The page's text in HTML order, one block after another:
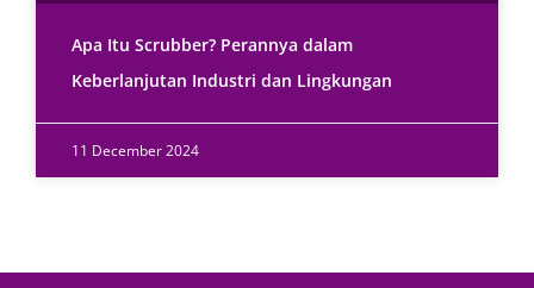
Apa Itu Scrubber? Perannya dalam
Keberlanjutan Industri dan Lingkungan
11 December 2024